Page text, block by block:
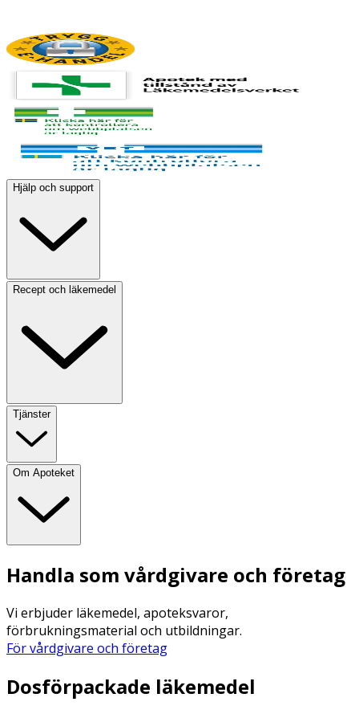
Hjälp och support
Recept och läkemedel
Tjänster
Om Apoteket
Handla som vårdgivare och företag
Vi erbjuder läkemedel, apoteksvaror,
förbrukningsmaterial och utbildningar.
För vårdgivare och företag
Dosförpackade läkemedel